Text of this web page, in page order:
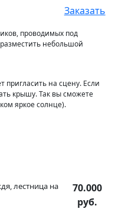
Заказать
проводимых под
небольшой
пригласить на сцену. Если
крышу. Так вы сможете
яркое солнце).
лестница на
70.000
руб.